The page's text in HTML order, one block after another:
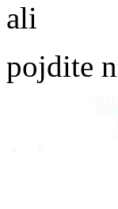
ali
pojdite